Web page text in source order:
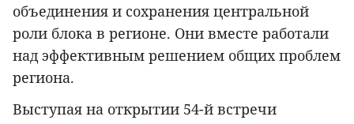
объединения и сохранения центральной
роли блока в регионе. Они вместе работали
над эффективным решением общих проблем
региона.
Выступая на открытии 54-й встречи